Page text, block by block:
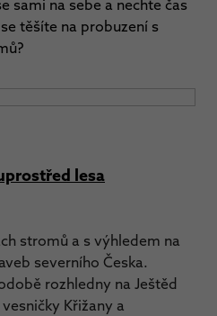
sami na sebe a nechte čas
těšíte na probuzení s
lesa
stromů a s výhledem na
severního Česka.
rozhledny na Ještěd
Křižany a